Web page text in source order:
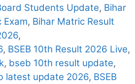
Students Update, Bihar
Exam, Bihar Matric Result
,
, BSEB 10th Result 2026 Live,
, bseb 10th result update,
latest update 2026, BSEB